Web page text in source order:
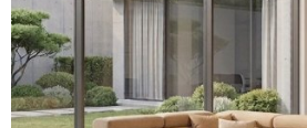
* kedvező ár
* moduláris rendszer
* motoros állíthatóság